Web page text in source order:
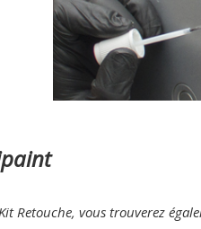
Retouche, vous trouverez